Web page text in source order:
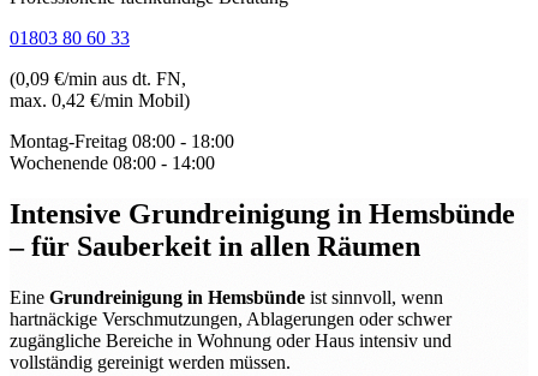
01803 80 60 33
(0,09 €/min aus dt. FN,
max. 0,42 €/min Mobil)
Montag-Freitag 08:00 - 18:00
Wochenende 08:00 - 14:00
Intensive Grundreinigung in Hemsbünde
– für Sauberkeit in allen Räumen
Eine Grundreinigung in Hemsbünde ist sinnvoll, wenn
hartnäckige Verschmutzungen, Ablagerungen oder schwer
zugängliche Bereiche in Wohnung oder Haus intensiv und
vollständig gereinigt werden müssen.